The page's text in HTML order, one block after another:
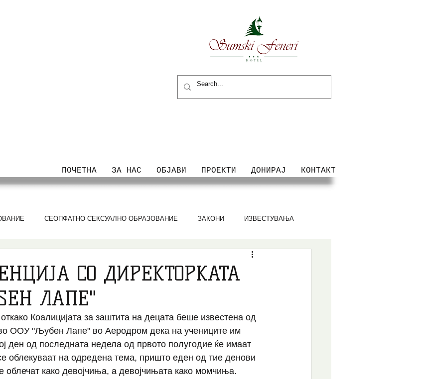
ПОЧЕТНА ЗА НАС ОБЈАВИ ПРОЕКТИ ДОНИРАЈ КОНТАКТ
СЕОПФАТНО СЕКСУАЛНО ОБРАЗОВАНИЕ ЗАКОНИ ИЗВЕСТУВАЊА
ДЕТРАНЗИЦИЈА
ТРАНС МЕДИЦИНА
НАСТАНИ
СО ДИРЕКТОРКАТА
ЛАПЕ"
Коалицијата за заштита на децата беше известена од
ООУ "Љубен Лапе" во Аеродром дека на учениците им
ден од последната недела од првото полугодие ќе имаат
облекуваат на одредена тема, пришто еден од тие денови
како девојчиња, а девојчињата како момчиња.